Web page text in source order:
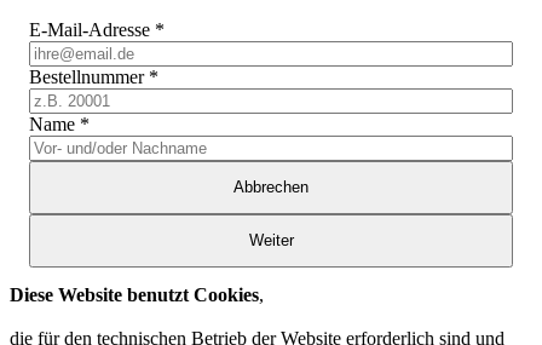
E-Mail-Adresse *
Bestellnummer *
Name *
Abbrechen
Weiter
Diese Website benutzt Cookies,
die für den technischen Betrieb der Website erforderlich sind und